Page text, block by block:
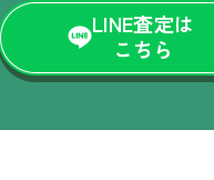
LINE査定は
こちら